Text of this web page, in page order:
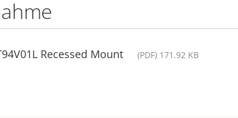
Recessed Mount (PDF) 171.92 KB